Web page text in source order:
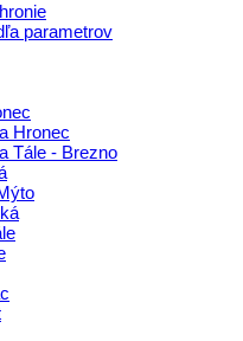
parametrov
Hronec
Tále - Brezno